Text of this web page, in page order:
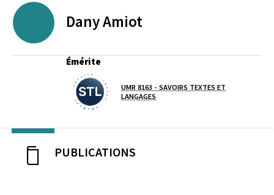
PROFESSEURS EMERITES DE L'UNIVERSITE
DanyAmiot
Émérite
Laboratoire / équipe
UMR 8163 - SAVOIRS TEXTES ET
LANGAGES
PUBLICATIONS